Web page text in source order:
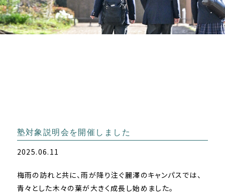
塾対象説明会を開催しました
2025.06.11
梅雨の訪れと共に、雨が降り注ぐ麗澤のキャンパスでは、
青々とした木々の葉が大きく成長し始めました。